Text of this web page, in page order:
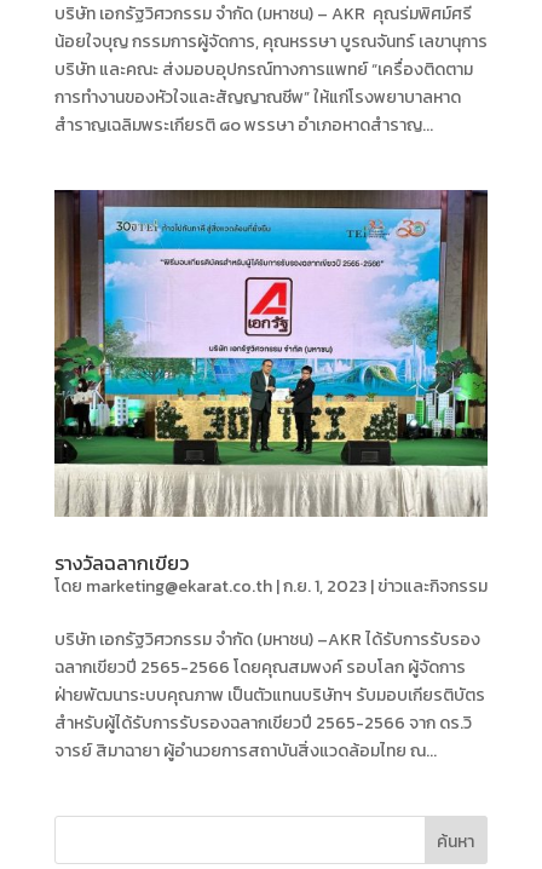
บริษัท เอกรัฐวิศวกรรม จำกัด (มหาชน) – AKR คุณร่มพิศม์ศรี
น้อยใจบุญ กรรมการผู้จัดการ, คุณหรรษา บูรณจันทร์ เลขานุการ
บริษัท และคณะ ส่งมอบอุปกรณ์ทางการแพทย์ “เครื่องติดตาม
การทำงานของหัวใจและสัญญาณชีพ” ให้แก่โรงพยาบาลหาด
สำราญเฉลิมพระเกียรติ ๘๐ พรรษา อำเภอหาดสำราญ...
รางวัลฉลากเขียว
โดย marketing@ekarat.co.th|ก.ย. 1, 2023|ข่าวและกิจกรรม
บริษัท เอกรัฐวิศวกรรม จำกัด (มหาชน) –AKR ได้รับการรับรอง
ฉลากเขียวปี 2565-2566 โดยคุณสมพงค์ รอบโลก ผู้จัดการ
ฝ่ายพัฒนาระบบคุณภาพ เป็นตัวแทนบริษัทฯ รับมอบเกียรติบัตร
สำหรับผู้ได้รับการรับรองฉลากเขียวปี 2565-2566 จาก ดร.วิ
จารย์ สิมาฉายา ผู้อำนวยการสถาบันสิ่งแวดล้อมไทย ณ...